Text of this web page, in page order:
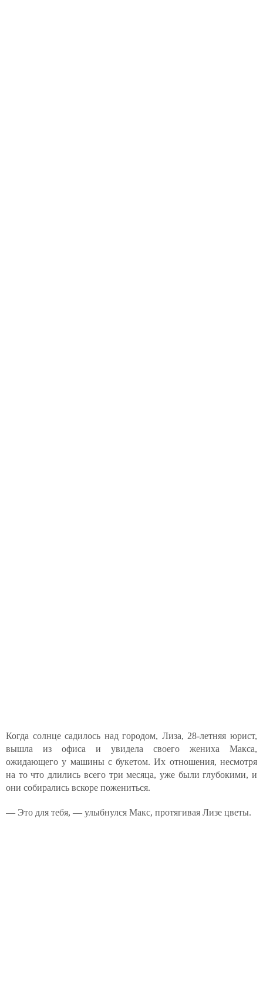
Когда солнце садилось над городом, Лиза, 28-летняя юрист,
вышла из офиса и увидела своего жениха Макса,
ожидающего у машины с букетом. Их отношения, несмотря
на то что длились всего три месяца, уже были глубокими, и
они собирались вскоре пожениться.
— Это для тебя, — улыбнулся Макс, протягивая Лизе цветы.